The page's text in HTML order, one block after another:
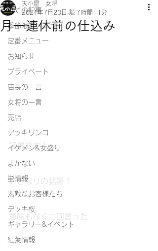
全ての記事
季節限定メニュー
定番メニュー
お知らせ
プライベート
店長の一言
女将の一言
売店
デッキワンコ
イケメン&女盛り
まかない
蛍情報
素敵なお客様たち
デッキ桜
ギャラリー&イベント
紅葉情報
月一連休前の仕込み
天小屋 女将
2021年7月20日 読了時間: 1分
猛暑です！
いきなりの猛暑！
意味もなく二回言った